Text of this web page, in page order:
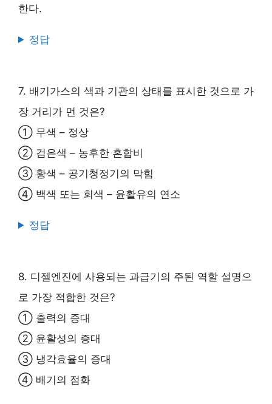
한다.
정답
7. 배기가스의 색과 기관의 상태를 표시한 것으로 가
장 거리가 먼 것은?
① 무색 – 정상
② 검은색 – 농후한 혼합비
③ 황색 – 공기청정기의 막힘
④ 백색 또는 회색 – 윤활유의 연소
정답
8. 디젤엔진에 사용되는 과급기의 주된 역할 설명으
로 가장 적합한 것은?
① 출력의 증대
② 윤활성의 증대
③ 냉각효율의 증대
④ 배기의 점화